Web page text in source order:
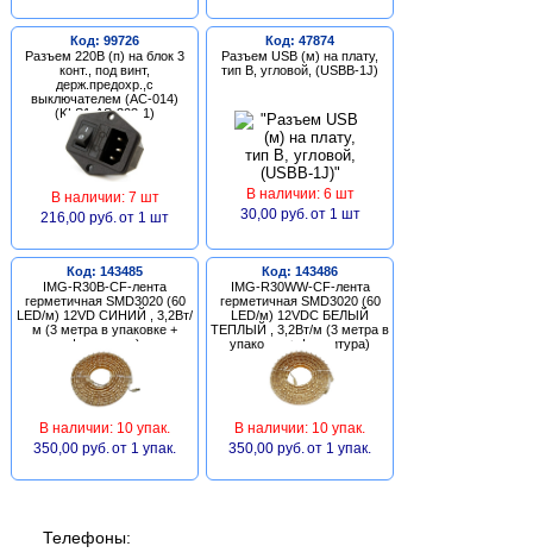
Код: 99726
Разъем 220В (п) на блок 3
конт., под винт,
держ.предохр.,с
выключателем (AC-014)
(KLS1-AS-303-1)
В наличии: 7 шт
216,00 руб. от 1 шт
Код: 47874
Разъем USB (м) на плату,
тип В, угловой, (USBB-1J)
В наличии: 6 шт
30,00 руб. от 1 шт
Код: 143485
IMG-R30B-CF-лента
герметичная SMD3020 (60
LED/м) 12VD СИНИЙ , 3,2Вт/
м (3 метра в упаковке +
фурнитура)
В наличии: 10 упак.
350,00 руб. от 1 упак.
Код: 143486
IMG-R30WW-CF-лента
герметичная SMD3020 (60
LED/м) 12VDC БЕЛЫЙ
ТЕПЛЫЙ , 3,2Вт/м (3 метра в
упаковке + фурнитура)
В наличии: 10 упак.
350,00 руб. от 1 упак.
Телефоны: